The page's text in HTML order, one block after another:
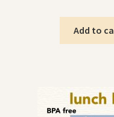
Add to